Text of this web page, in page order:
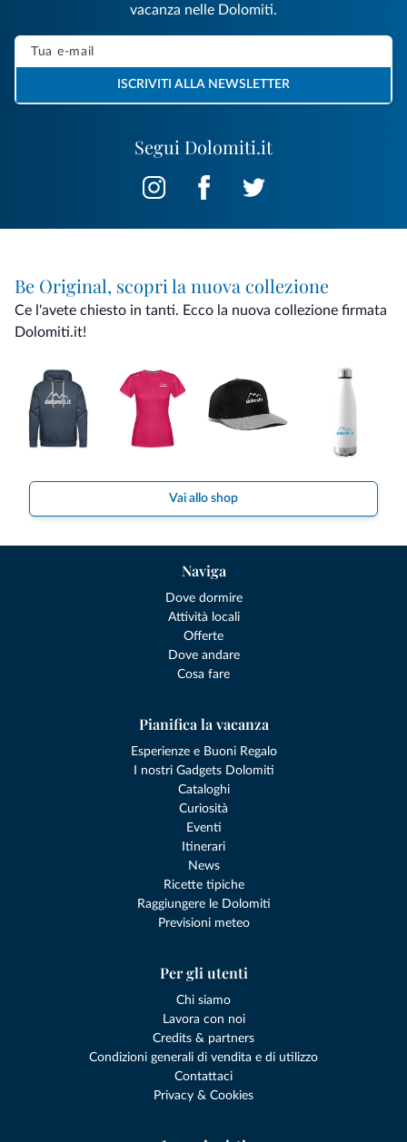
Segui Dolomiti.it
vacanza nelle Dolomiti.
ISCRIVITI ALLA NEWSLETTER
Be Original, scopri la nuova collezione
Ce l'avete chiesto in tanti. Ecco la nuova collezione firmata
Dolomiti.it!
Vai allo shop
Naviga
Dove dormire
Attività locali
Offerte
Dove andare
Cosa fare
Pianifica la vacanza
Esperienze e Buoni Regalo
I nostri Gadgets Dolomiti
Cataloghi
Curiosità
Eventi
Itinerari
News
Ricette tipiche
Raggiungere le Dolomiti
Previsioni meteo
Per gli utenti
Chi siamo
Lavora con noi
Credits & partners
Condizioni generali di vendita e di utilizzo
Contattaci
Privacy & Cookies